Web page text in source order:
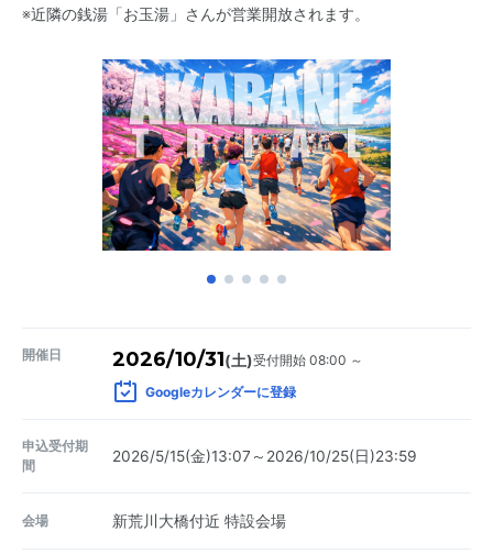
※近隣の銭湯「お玉湯」さんが営業開放されます。
開催日 2026/10/31(土)受付開始 08:00 ～
Googleカレンダーに登録
申込受付期
間
2026/5/15(金)13:07～2026/10/25(日)23:59
会場 新荒川大橋付近 特設会場